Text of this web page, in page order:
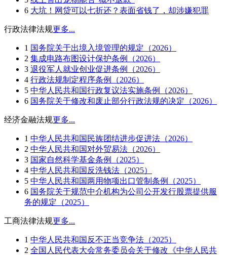
6 大坑！网贷可以七折还？表面省钱了，却涉嫌犯罪
行政法律法规更多...
1 国务院关于出境入境管理的规定（2026）
2 集成电路布图设计保护条例（2026）
3 退役军人就业创业促进条例（2026）
4 行政法规制定程序条例（2026）
5 中华人民共和国行政复议法实施条例（2026）
6 国务院关于修改和废止部分行政法规的决定（2026）
经济金融法规更多...
1 中华人民共和国民族团结进步促进法（2026）
2 中华人民共和国对外贸易法（2026）
3 国家自然科学基金条例（2025）
4 中华人民共和国反洗钱法（2025）
5 中华人民共和国两用物项出口管制条例（2025）
6 国务院关于规范中介机构为公司公开发行股票提供服
务的规定（2025）
工商法律法规更多...
1 中华人民共和国反不正当竞争法（2025）
2 全国人民代表大会常务委员会关于修改《中华人民共